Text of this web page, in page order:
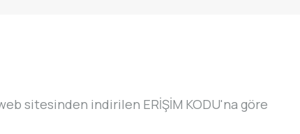
sitesinden indirilen ERİŞİM KODU'na göre